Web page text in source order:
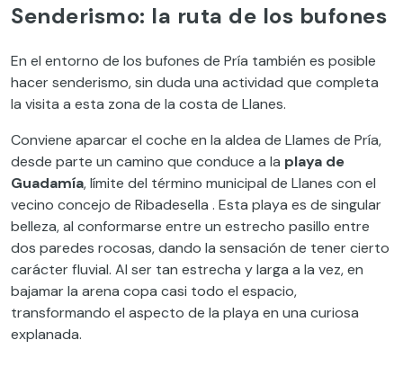
Senderismo: la ruta de los bufones
En el entorno de los bufones de Pría también es posible
hacer senderismo, sin duda una actividad que completa
la visita a esta zona de la costa de Llanes.
Conviene aparcar el coche en la aldea de Llames de Pría,
desde parte un camino que conduce a la playa de
Guadamía, límite del término municipal de Llanes con el
vecino concejo de Ribadesella . Esta playa es de singular
belleza, al conformarse entre un estrecho pasillo entre
dos paredes rocosas, dando la sensación de tener cierto
carácter fluvial. Al ser tan estrecha y larga a la vez, en
bajamar la arena copa casi todo el espacio,
transformando el aspecto de la playa en una curiosa
explanada.